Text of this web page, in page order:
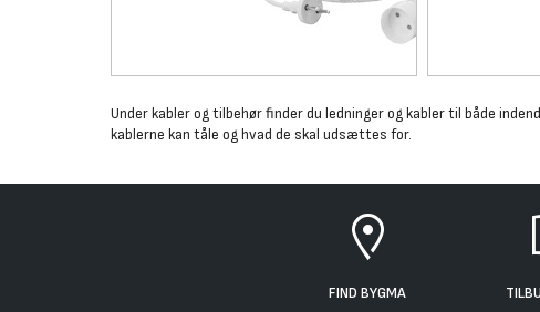
Under kabler og tilbehør finder du ledninger og kabler til både
kablerne kan tåle og hvad de skal udsættes for.
FIND BYGMA